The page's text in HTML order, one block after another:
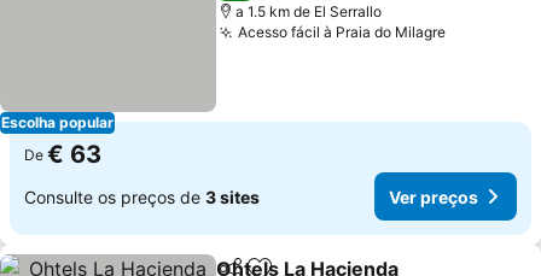
Escolha popular
a 1.5 km de El Serrallo
Acesso fácil à Praia do MilagreVer
De € 63
Consulte os preços de 3 sites Ver preços
Ohtels La Hacienda